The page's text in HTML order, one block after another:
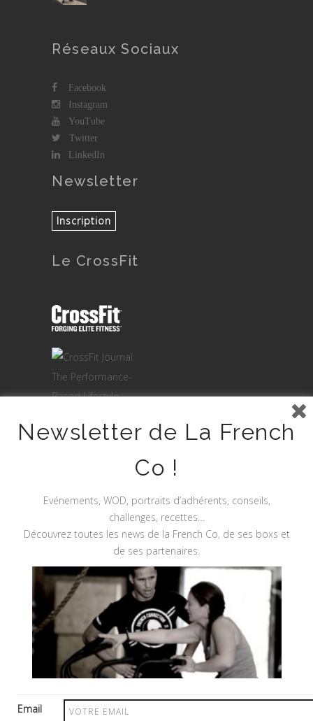
Réseaux Sociaux
Facebook
Instagram
YouTube
Twitter
LinkedIn
Newsletter
Le CrossFit
Site Sécurisé
Plan du Site
Start
Newsletter de La French
Co !
Evénements, WOD, portraits d’adhérents, conseils,
challenges, recettes…
Découvrez toutes les news de la French Co, de ses boxs et
de ses partenaires.
Email